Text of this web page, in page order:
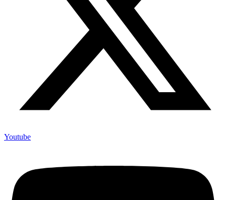
Youtube